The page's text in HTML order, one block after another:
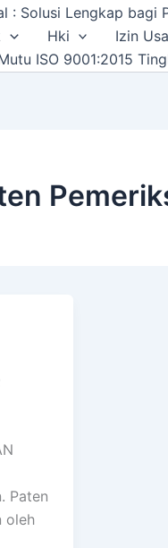
: Solusi Lengkap bagi
Hki Izin
ISO 9001:2015
Paten
oleh